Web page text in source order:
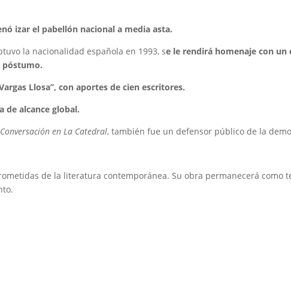
izar el pabellón nacional a media asta.
la nacionalidad española en 1993, se le rendirá homenaje con
póstumo.
Llosa”, con aportes de cien escritores.
de alcance global.
Conversación en La Catedral, también fue un defensor público de la
de la literatura contemporánea. Su obra permanecerá como